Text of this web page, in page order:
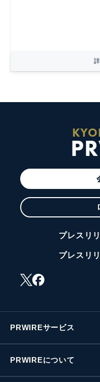
プレスリ
プレスリ
PRWIREサービス
PRWIREについて